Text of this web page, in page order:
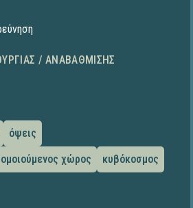
/ ΑΝΑΒΆΘΜΙΣΗΣ
όψεις
χώρος
κυβόκοσμος